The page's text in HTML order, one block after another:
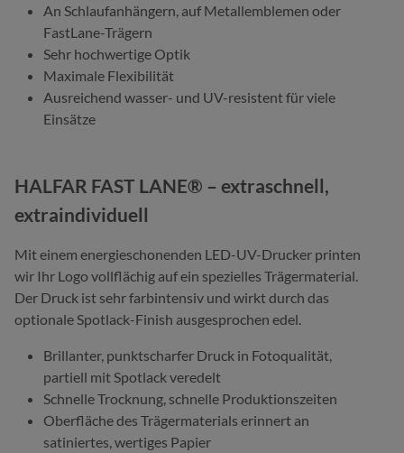
An Schlaufanhängern, auf Metallemblemen oder
FastLane-Trägern
Sehr hochwertige Optik
Maximale Flexibilität
Ausreichend wasser- und UV-resistent für viele
Einsätze
HALFAR FAST LANE® – extraschnell,
extraindividuell
Mit einem energieschonenden LED-UV-Drucker printen
wir Ihr Logo vollflächig auf ein spezielles Trägermaterial.
Der Druck ist sehr farbintensiv und wirkt durch das
optionale Spotlack-Finish ausgesprochen edel.
Brillanter, punktscharfer Druck in Fotoqualität,
partiell mit Spotlack veredelt
Schnelle Trocknung, schnelle Produktionszeiten
Oberfläche des Trägermaterials erinnert an
satiniertes, wertiges Papier